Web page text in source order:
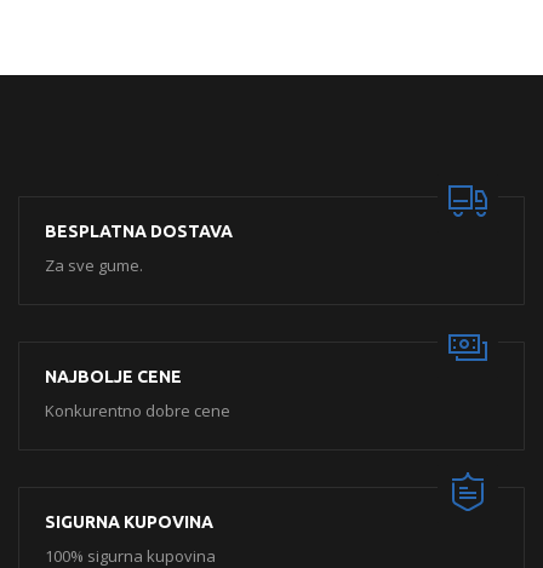
BESPLATNA DOSTAVA
Za sve gume.
NAJBOLJE CENE
Konkurentno dobre cene
SIGURNA KUPOVINA
100% sigurna kupovina